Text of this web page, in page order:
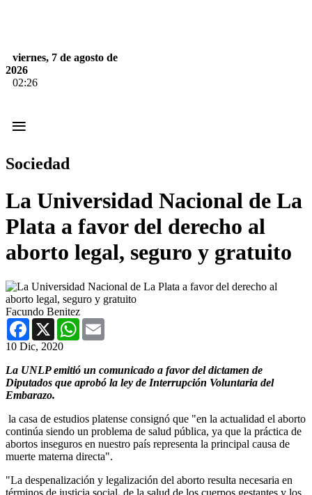
viernes, 7 de agosto de
2026
02:26
≡
Sociedad
La Universidad Nacional de La
Plata a favor del derecho al
aborto legal, seguro y gratuito
Facundo Benitez
Facebook
X WhatsApp
10 Dic, 2020
La UNLP emitió un comunicado a favor del dictamen de
Diputados que aprobó la ley de Interrupción Voluntaria del
Embarazo.
la casa de estudios platense consignó que "en la actualidad el aborto
continúa siendo un problema de salud pública, ya que la práctica de
abortos inseguros en nuestro país representa la principal causa de
muerte materna directa".
"La despenalización y legalización del aborto resulta necesaria en
términos de justicia social, de la salud de los cuerpos gestantes y los